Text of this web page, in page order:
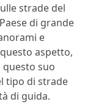
strade del
di grande
e
aspetto,
suo
tipo di strade
di guida.